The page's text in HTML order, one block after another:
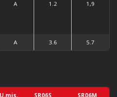
A 1.2 1,9
A 3.6 5.7
U.mis. SR06S SR06M